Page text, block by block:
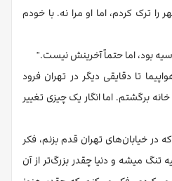
ترک کردم، اما او مرا نه. با خودم
بود، اما حتماً آخرینش نیست."
تا دقایقی دیگر در تهران فرود
برگشتم. اما انگار یک چیزی تغییر
که در خیابان‌های تهران قدم بزنم، فکر
تنگ میشه و دنیا چقدر بزرگ‌تر از آن